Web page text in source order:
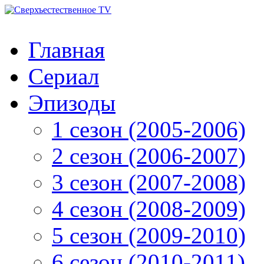
Главная
Сериал
Эпизоды
1 сезон (2005-2006)
2 сезон (2006-2007)
3 сезон (2007-2008)
4 сезон (2008-2009)
5 сезон (2009-2010)